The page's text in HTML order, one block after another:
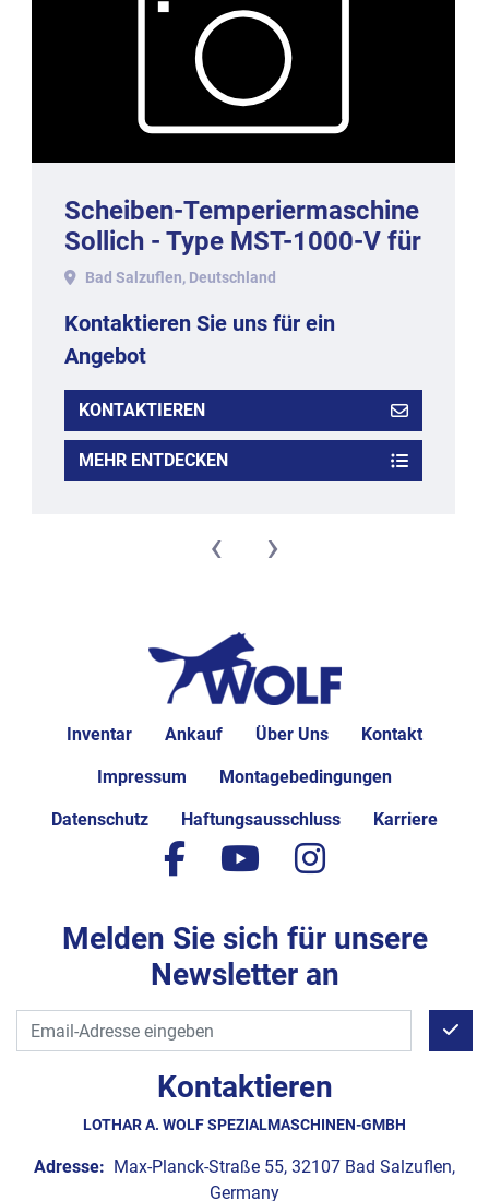
Scheiben-Temperiermaschine
Sollich - Type MST-1000-V für
1000 kg/h
Bad Salzuflen, Deutschland
Kontaktieren Sie uns für ein
Angebot
KONTAKTIEREN
MEHR ENTDECKEN
‹ ›
Inventar Ankauf Über Uns Kontakt
Impressum Montagebedingungen
Datenschutz Haftungsausschluss Karriere
Kontaktieren
LOTHAR A. WOLF SPEZIALMASCHINEN-GMBH
Adresse: Max-Planck-Straße 55, 32107 Bad Salzuflen,
Germany
facebook
youtubeinstagram
Melden Sie sich für unsere
Newsletter an